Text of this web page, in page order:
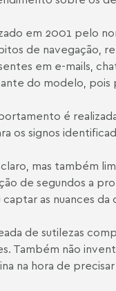
em 2001 pelo
de navegação,
em e-mails,
do modelo, pois
é
os signos
mas também
de segundos a
as nuances da
de sutilezas
Também não
na hora de